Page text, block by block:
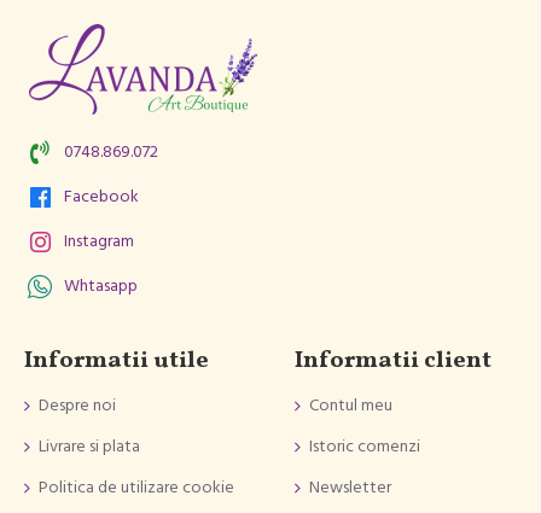
0748.869.072
Facebook
Instagram
Whtasapp
Informatii utile
Despre noi
Livrare si plata
Politica de utilizare cookie
Informatii client
Contul meu
Istoric comenzi
Newsletter